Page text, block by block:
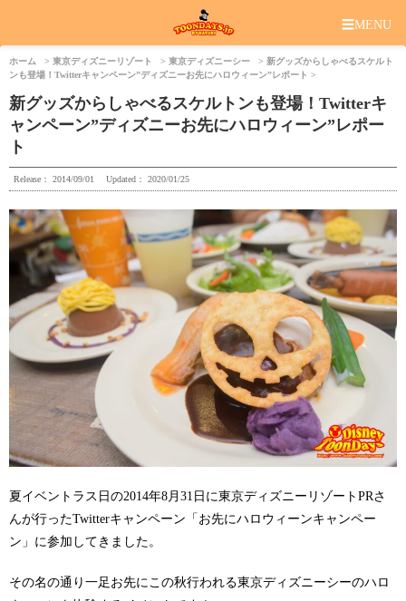
☰MENU
ホーム 東京ディズニーリゾート 東京ディズニーシー
新グッズからしゃべるスケルト
ンも登場！Twitterキャンペーン”ディズニーお先にハロウィーン”レポート
新グッズからしゃべるスケルトンも登場！Twitterキ
ャンペーン”ディズニーお先にハロウィーン”レポー
ト
Release： 2014/09/01 Updated： 2020/01/25
夏イベントラス日の2014年8月31日に東京ディズニーリゾートPRさ
んが行ったTwitterキャンペーン「お先にハロウィーンキャンペー
ン」に参加してきました。
その名の通り一足お先にこの秋行われる東京ディズニーシーのハロ